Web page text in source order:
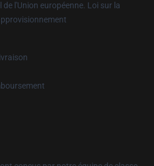
l'Union européenne. Loi sur la